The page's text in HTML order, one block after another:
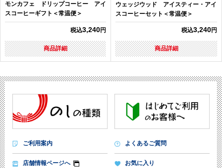
モンカフェ ドリップコーヒー アイ
スコーヒーギフト＜常温便＞
税込3,240円
商品詳細
ウェッジウッド アイスティー・アイ
スコーヒーセット＜常温便＞
税込3,240円
商品詳細
ご利用案内 よくあるご質問
店舗情報ページへ お気に入り